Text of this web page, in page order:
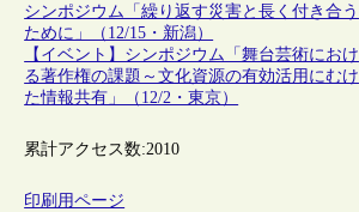
シンポジウム「繰り返す災害と長く付き合う
ために」（12/15・新潟）
【イベント】シンポジウム「舞台芸術におけ
る著作権の課題～文化資源の有効活用にむけ
た情報共有」（12/2・東京）
累計アクセス数:2010
印刷用ページ